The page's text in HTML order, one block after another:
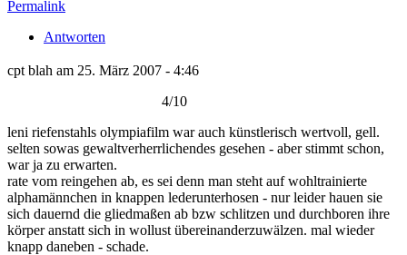
Permalink
Antworten
cpt blah am 25. März 2007 - 4:46
4/10
leni riefenstahls olympiafilm war auch künstlerisch wertvoll, gell.
selten sowas gewaltverherrlichendes gesehen - aber stimmt schon,
war ja zu erwarten.
rate vom reingehen ab, es sei denn man steht auf wohltrainierte
alphamännchen in knappen lederunterhosen - nur leider hauen sie
sich dauernd die gliedmaßen ab bzw schlitzen und durchboren ihre
körper anstatt sich in wollust übereinanderzuwälzen. mal wieder
knapp daneben - schade.